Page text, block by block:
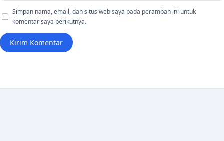
Simpan nama, email, dan situs web saya pada peramban ini untuk
komentar saya berikutnya.